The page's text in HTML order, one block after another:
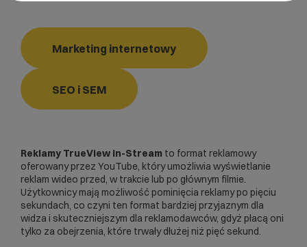
Marketing internetowy
SEO i SEM
Reklamy TrueView in-Stream to format reklamowy
oferowany przez YouTube, który umożliwia wyświetlanie
reklam wideo przed, w trakcie lub po głównym filmie.
Użytkownicy mają możliwość pominięcia reklamy po pięciu
sekundach, co czyni ten format bardziej przyjaznym dla
widza i skuteczniejszym dla reklamodawców, gdyż płacą oni
tylko za obejrzenia, które trwały dłużej niż pięć sekund.